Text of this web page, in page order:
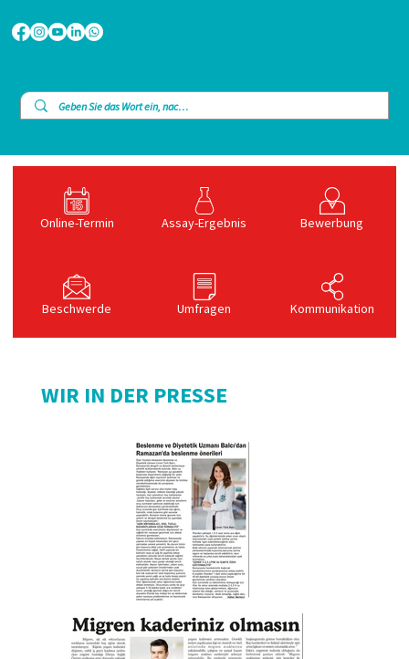
WIR IN DER PRESSE
Online-Termin Assay-Ergebnis Bewerbung
Beschwerde Umfragen Kommunikation